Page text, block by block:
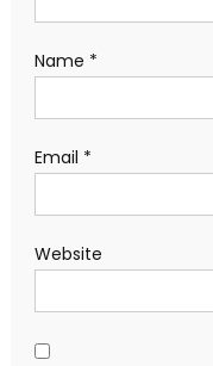
Name *
Email *
Website